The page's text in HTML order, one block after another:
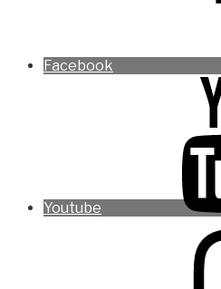
Facebook
Youtube